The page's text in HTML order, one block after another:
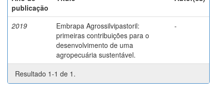
publicação
2019
Embrapa Agrossilvipastoril:
primeiras contribuições para o
desenvolvimento de uma
agropecuária sustentável.
-
Resultado 1-1 de 1.